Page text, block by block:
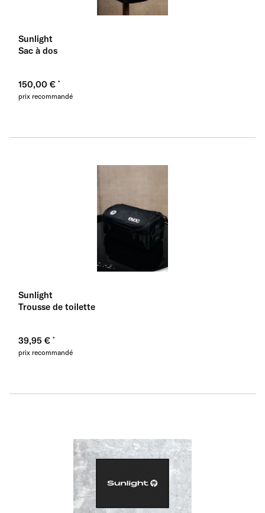
Sunlight
Sac à dos
150,00 €
prix recommandé
Sunlight
Trousse de toilette
39,95 €
prix recommandé